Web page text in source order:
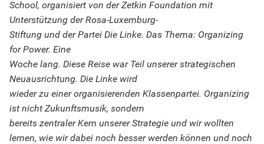
INTERNATIONAL
School, organisiert von der Zetkin Foundation mit
Unterstützung der Rosa-Luxemburg-
Stiftung und der Partei Die Linke. Das Thema: Organizing
for Power. Eine
Woche lang. Diese Reise war Teil unserer strategischen
Neuausrichtung. Die Linke wird
wieder zu einer organisierenden Klassenpartei. Organizing
ist nicht Zukunftsmusik, sondern
bereits zentraler Kern unserer Strategie und wir wollten
lernen, wie wir dabei noch besser werden können und noch